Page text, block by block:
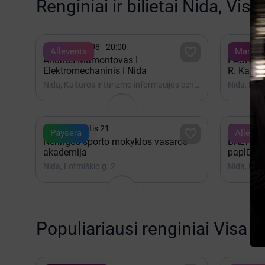
Renginiai ir bilietai Nida,
Allevents
 Rugpjūtis 08 - 20:00
Andrius Mamontovas I
Elektromechaninis I Nida

R.
Paysera
iki Rugpjūtis 21
Neringos sporto mokyklos vasaros
akademija
Nida, Lotmiškio g. 2

BALTIC
stovykla
Nida,
Populiariausi renginiai Visa